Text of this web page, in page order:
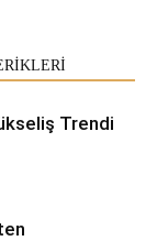
Trendi